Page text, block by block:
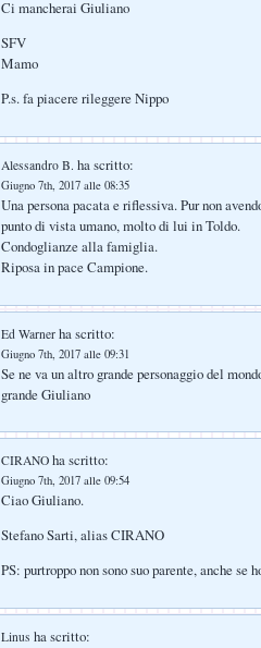
Ci mancherai Giuliano
SFV
Mamo
P.s. fa piacere rileggere Nippo
Alessandro B. ha scritto:
Giugno 7th, 2017 alle 08:35
Una persona pacata e riflessiva. Pur non
punto di vista umano, molto di lui in Toldo.
Condoglianze alla famiglia.
Riposa in pace Campione.
Ed Warner ha scritto:
Giugno 7th, 2017 alle 09:31
Se ne va un altro grande personaggio del
grande Giuliano
CIRANO ha scritto:
Giugno 7th, 2017 alle 09:54
Ciao Giuliano.
Stefano Sarti, alias CIRANO
PS: purtroppo non sono suo parente, anche
Linus ha scritto: